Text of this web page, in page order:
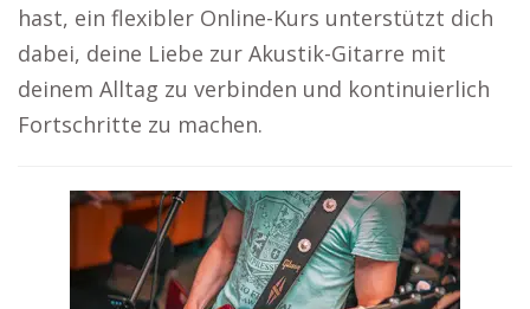
hast, ein flexibler Online-Kurs unterstützt dich
dabei, deine Liebe zur Akustik-Gitarre mit
deinem Alltag zu verbinden und kontinuierlich
Fortschritte zu machen.